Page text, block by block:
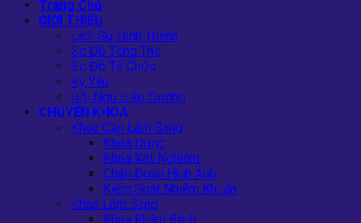
Trang Chủ
GIỚI THIỆU
Lịch Sử Hình Thành
Sơ Đồ Tổng Thể
Sơ Đồ Tổ Chức
Kỷ Yếu
Đội Ngũ Điều Dưỡng
CHUYÊN KHOA
Khoa Cận Lâm Sàng
Khoa Dược
Khoa Xét Nghiệm
Chẩn Đoán Hình Ảnh
Kiểm Soát Nhiễm Khuẩn
Khoa Lâm Sàng
Khoa Khám Bệnh